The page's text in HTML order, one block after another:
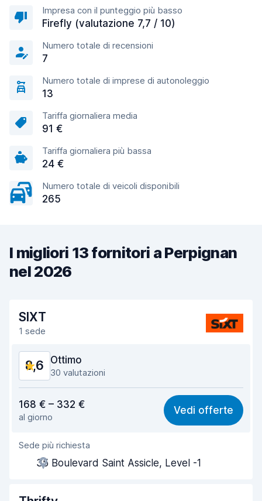
Impresa con il punteggio più basso
Firefly (valutazione 7,7 / 10)
Numero totale di recensioni
7
Numero totale di imprese di autonoleggio
13
Tariffa giornaliera media
91 €
Tariffa giornaliera più bassa
24 €
Numero totale di veicoli disponibili
265
I migliori 13 fornitori a Perpignan
nel 2026
SIXT
1 sede
8,6 Ottimo
30 valutazioni
7,9
Facile da trovare 8,8
Gentilezza degli agenti
Rapidità del ritiro
Rapidità della riconsegna
168 € – 332 €
al giorno
Vedi offerte
Sede più richiesta
35 Boulevard Saint Assicle, Level -1